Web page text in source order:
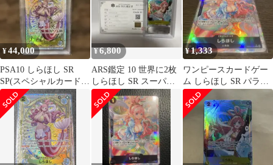
¥44,000
PSA10 しらほし SR
SP(スペシャルカード)
EB01-057
¥6,800
ARS鑑定 10 世界に2枚
しらほし SR スーパー
レア パラレル
¥1,333
ワンピースカードゲー
ム しらほし SR パラレ
ル